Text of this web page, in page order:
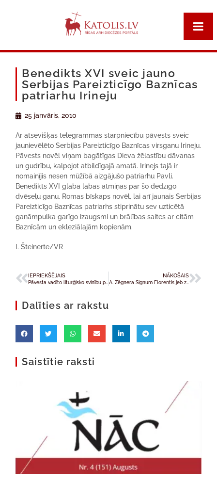
Benedikts XVI sveic jauno
Serbijas Pareizticīgo Baznīcas
patriarhu Irineju
25 janvāris, 2010
Ar atsevišķas telegrammas starpniecību pāvests sveic
jaunievēlēto Serbijas Pareizticīgo Baznīcas virsganu Irineju.
Pāvests novēl viņam bagātīgas Dieva žēlastību dāvanas
un gudrību, kalpojot atbildīgajā amatā. Irinejs tajā ir
nomainījis nesen mūžībā aizgājušo patriarhu Pavli.
Benedikts XVI glabā labas atmiņas par šo dedzīgo
dvēseļu ganu. Romas bīskaps novēl, lai arī jaunais Serbijas
Pareizticīgo Baznīcas patriarhs stiprinātu sev uzticētā
ganāmpulka garīgo izaugsmi un brālības saites ar citām
Baznīcām un ekleziālajām kopienām.
I. Šteinerte/VR
IEPRIEKŠĒJAIS NĀKOŠAIS
A. Zēgnera Signum Florentis jeb ziedošā zīme Rīgas Katoļu ģimnāzijā
Dalīties ar rakstu
Saistītie raksti